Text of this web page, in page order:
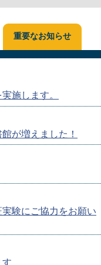
施します。
が増えました！
験にご協力をお願い
す
重要なお知らせ